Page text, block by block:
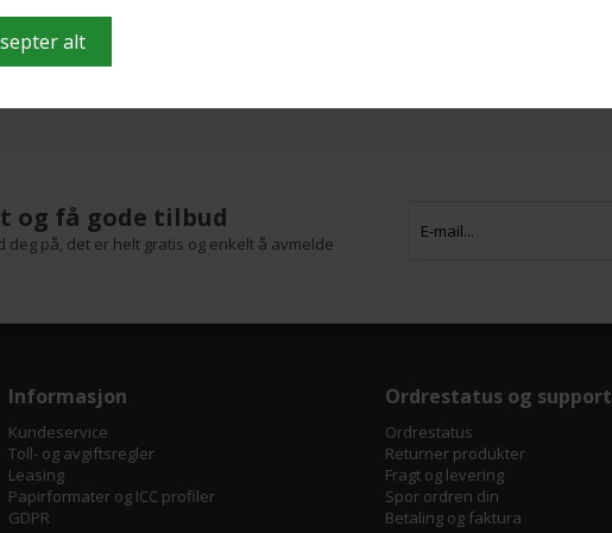
og få gode tilbud
på, det er helt gratis og enkelt å avmelde
Informasjon
Kundeservice
Toll- og avgiftsregler
Leasing
Papirformater og ICC profiler
GDPR
Ordrestatus og support
Ordrestatus
Returner produkter
Fragt og levering
Spor ordren din
Betaling og faktura